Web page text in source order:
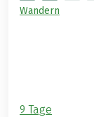
Wandern
9 Tage